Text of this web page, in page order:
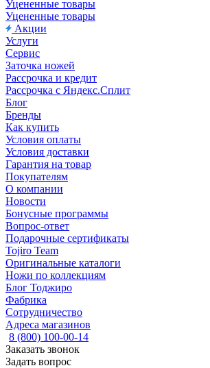
Уцененные товары
Уцененные товары
Акции
Услуги
Сервис
Заточка ножей
Рассрочка и кредит
Рассрочка с Яндекс.Сплит
Блог
Бренды
Как купить
Условия оплаты
Условия доставки
Гарантия на товар
Покупателям
О компании
Новости
Бонусные программы
Вопрос-ответ
Подарочные сертификаты
Tojiro Team
Оригинальные каталоги
Ножи по коллекциям
Блог Тоджиро
Фабрика
Сотрудничество
Адреса магазинов
8 (800) 100-00-14
Заказать звонок
Задать вопрос